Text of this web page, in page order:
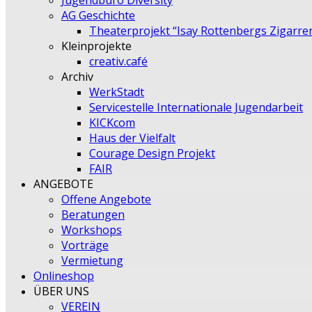
AG Geschichte
Theaterprojekt “Isay Rottenbergs
Kleinprojekte
creativ.café
Archiv
WerkStadt
Servicestelle Internationale Jugendarbeit
KICKcom
Haus der Vielfalt
Courage Design Projekt
FAIR
ANGEBOTE
Offene Angebote
Beratungen
Workshops
Vorträge
Vermietung
Onlineshop
ÜBER UNS
VEREIN